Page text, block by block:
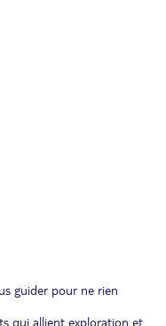
guider pour ne rien
qui allient exploration et